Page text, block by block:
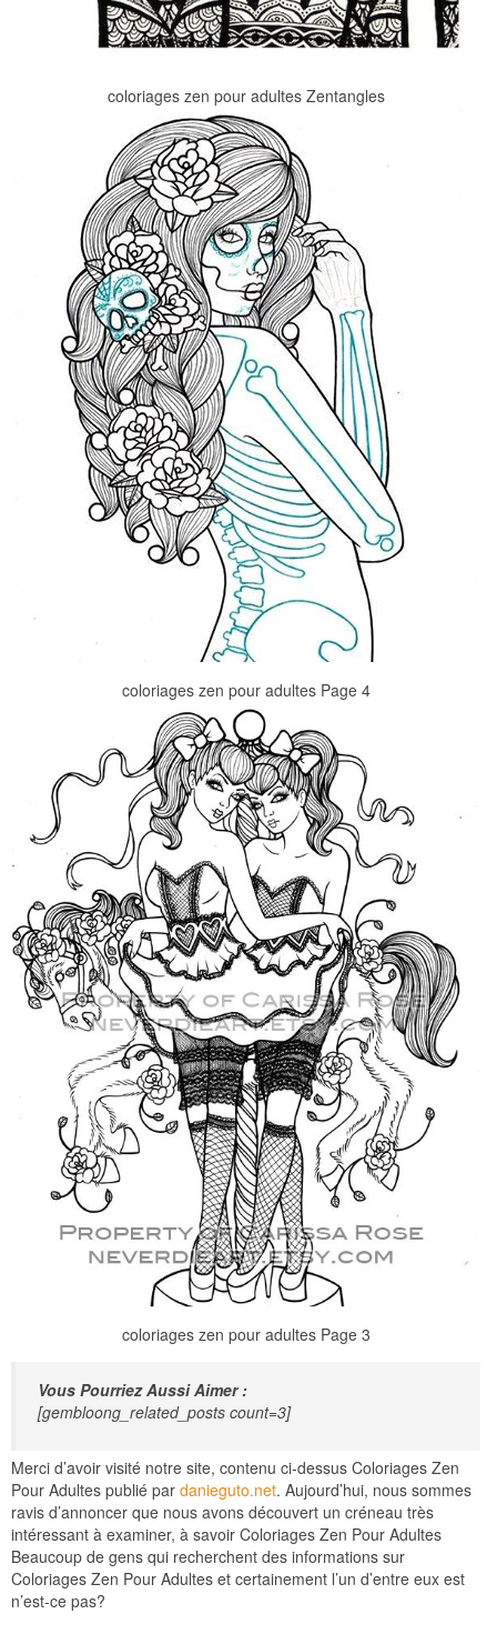
coloriages zen pour adultes Zentangles
coloriages zen pour adultes Page 4
coloriages zen pour adultes Page 3
Vous Pourriez Aussi Aimer :
[gembloong_related_posts count=3]
Merci d’avoir visité notre site, contenu ci-dessus Coloriages Zen
Pour Adultes publié par danieguto.net. Aujourd’hui, nous sommes
ravis d’annoncer que nous avons découvert un créneau très
intéressant à examiner, à savoir Coloriages Zen Pour Adultes
Beaucoup de gens qui recherchent des informations sur
Coloriages Zen Pour Adultes et certainement l’un d’entre eux est
n’est-ce pas?